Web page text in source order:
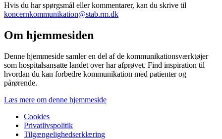
Hvis du har spørgsmål eller kommentarer, kan du skrive til
koncernkommunikation@stab.rm.dk
Om hjemmesiden
Denne hjemmeside samler en del af de kommunikationsværktøjer
som hospitalsansatte landet over har afprøvet. Find inspiration til
hvordan du kan forbedre kommunikation med patienter og
pårørende.
Læs mere om denne hjemmeside
Cookies
Privatlivspolitik
Tilgængelighedserklæring